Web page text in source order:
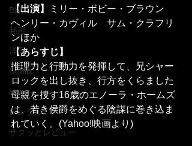
B級
邦画
洋画
Netflix
Hulu
レンタル
サクッとレビュー
【出演】
ミリー・ボビー・ブラウン
ヘンリー・カヴィル　サム・クラフリ
ンほか
【あらすじ】
推理力と行動力を発揮して、兄シャー
ロックを出し抜き、行方をくらました
母親を捜す16歳のエノーラ・ホームズ
は、若き侯爵をめぐる陰謀に巻き込ま
れていく。(Yahoo!映画より)